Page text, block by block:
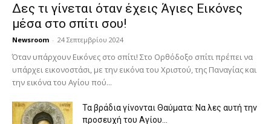
Δες τι γίνεται όταν έχεις Άγιες Εικόνες
μέσα στο σπίτι σου!
Newsroom - 24 Σεπτεμβρίου 2024
Όταν υπάρχουν Εικόνες στο σπίτι! Στο Ορθόδοξο σπίτι πρέπει να
υπάρχει εικονοστάσι, με την εικόνα του Χριστού, της Παν­αγίας και
την εικόνα του Αγίου πού...
Τα βράδια γίνονται Θαύματα: Να λες αυτή την
προσευχή του Αγίου...